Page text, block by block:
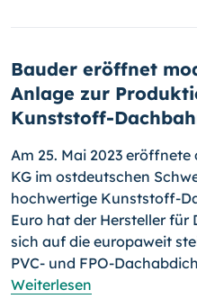
Bauder eröffnet
Anlage zur
Kunststoff-
Am 25. Mai 2023 eröffnete
KG im ostdeutschen
hochwertige Kunststoff-
Euro hat der Hersteller für
sich auf die europaweit
PVC- und FPO-
Weiterlesen